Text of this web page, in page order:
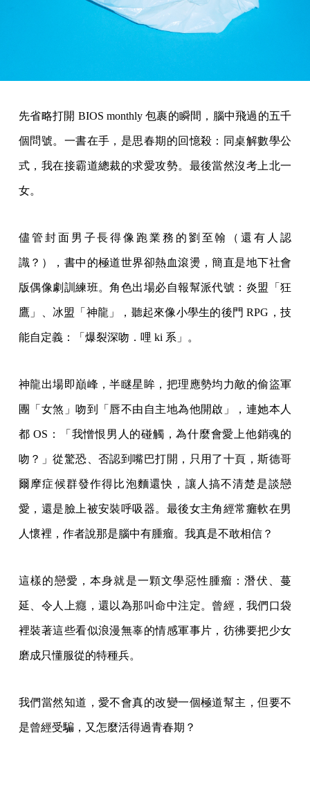
先省略打開 BIOS monthly 包裹的瞬間，腦中飛過的五千
個問號。一書在手，是思春期的回憶殺：同桌解數學公
式，我在接霸道總裁的求愛攻勢。最後當然沒考上北一
女。
儘管封面男子長得像跑業務的劉至翰（還有人認
識？），書中的極道世界卻熱血滾燙，簡直是地下社會
版偶像劇訓練班。角色出場必自報幫派代號：炎盟「狂
鷹」、冰盟「神龍」，聽起來像小學生的後門 RPG，技
能自定義：「爆裂深吻．哩 ki 系」。
神龍出場即巔峰，半瞇星眸，把理應勢均力敵的偷盜軍
團「女煞」吻到「唇不由自主地為他開啟」，連她本人
都 OS：「我憎恨男人的碰觸，為什麼會愛上他銷魂的
吻？」從驚恐、否認到嘴巴打開，只用了十頁，斯德哥
爾摩症候群發作得比泡麵還快，讓人搞不清楚是談戀
愛，還是臉上被安裝呼吸器。最後女主角經常癱軟在男
人懷裡，作者說那是腦中有腫瘤。我真是不敢相信？
這樣的戀愛，本身就是一顆文學惡性腫瘤：潛伏、蔓
延、令人上癮，還以為那叫命中注定。曾經，我們口袋
裡裝著這些看似浪漫無辜的情感軍事片，彷彿要把少女
磨成只懂服從的特種兵。
我們當然知道，愛不會真的改變一個極道幫主，但要不
是曾經受騙，又怎麼活得過青春期？